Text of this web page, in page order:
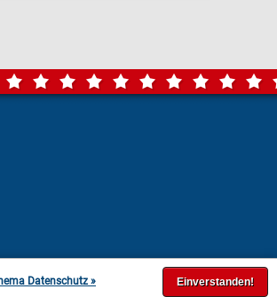
Datenschutz »